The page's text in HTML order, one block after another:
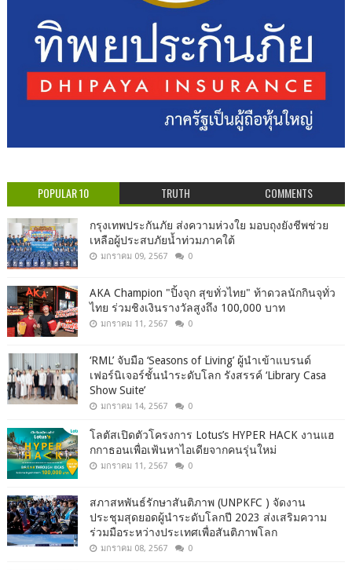
POPULAR 10 TRUTH COMMENTS
กรุงเทพประกันภัย ส่งความห่วงใย มอบถุงยังชีพช่วย
เหลือผู้ประสบภัยน้ำท่วมภาคใต้
มกราคม 09, 2567 0
AKA Champion "ปิ้งจุก สุขทั่วไทย" ท้าดวลนักกินจุทั่ว
ไทย ร่วมชิงเงินรางวัลสูงถึง 100,000 บาท
มกราคม 11, 2567 0
‘RML’ จับมือ ‘Seasons of Living’ ผู้นำเข้าแบรนด์
เฟอร์นิเจอร์ชั้นนำระดับโลก รังสรรค์ ‘Library Casa
Show Suite’
มกราคม 14, 2567 0
โลตัสเปิดตัวโครงการ Lotus’s HYPER HACK งานแฮ
กกาธอนเพื่อเฟ้นหาไอเดียจากคนรุ่นใหม่
มกราคม 11, 2567 0
สภาสหพันธ์รักษาสันติภาพ (UNPKFC ) จัดงาน
ประชุมสุดยอดผู้นำระดับโลกปี 2023 ส่งเสริมความ
ร่วมมือระหว่างประเทศเพื่อสันติภาพโลก
มกราคม 08, 2567 0